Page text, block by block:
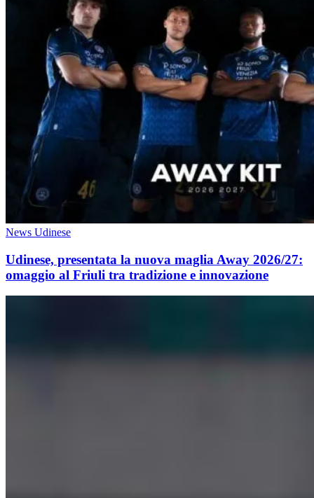
News Udinese
Udinese, presentata la nuova maglia Away 2026/27:
omaggio al Friuli tra tradizione e innovazione